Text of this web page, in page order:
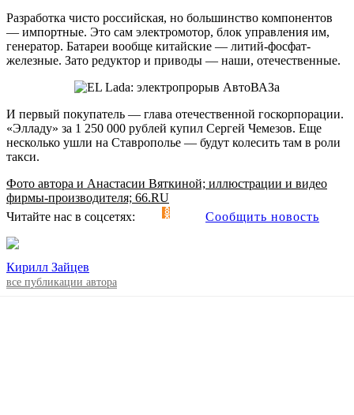
Разработка чисто российская, но большинство компонентов
— импортные. Это сам электромотор, блок управления им,
генератор. Батареи вообще китайские — литий-фосфат-
железные. Зато редуктор и приводы — наши, отечественные.
И первый покупатель — глава отечественной госкорпорации.
«Элладу» за 1 250 000 рублей купил Сергей Чемезов. Еще
несколько ушли на Ставрополье — будут колесить там в роли
такси.
Фото автора и Анастасии Вяткиной; иллюстрации и видео
фирмы-производителя; 66.RU
Читайте нас в соцсетях:
Сообщить новость
Кирилл Зайцев
все публикации автора